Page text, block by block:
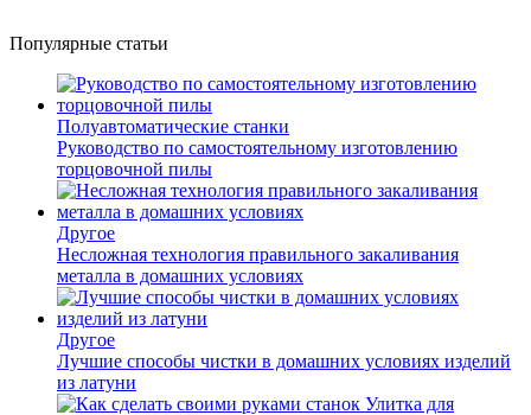
Популярные статьи
Полуавтоматические станки
Руководство по самостоятельному изготовлению
торцовочной пилы
Другое
Несложная технология правильного закаливания
металла в домашних условиях
Другое
Лучшие способы чистки в домашних условиях изделий
из латуни